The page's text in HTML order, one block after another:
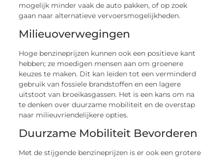
mogelijk minder vaak de auto pakken, of op zoek
gaan naar alternatieve vervoersmogelijkheden.
Milieuoverwegingen
Hoge benzineprijzen kunnen ook een positieve kant
hebben; ze moedigen mensen aan om groenere
keuzes te maken. Dit kan leiden tot een verminderd
gebruik van fossiele brandstoffen en een lagere
uitstoot van broeikasgassen. Het is een kans om na
te denken over duurzame mobiliteit en de overstap
naar milieuvriendelijkere opties.
Duurzame Mobiliteit Bevorderen
Met de stijgende benzineprijzen is er ook een grotere